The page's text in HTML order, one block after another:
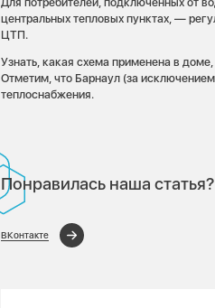
центральных тепловых пунктах, —
ЦТП.
Узнать, какая схема применена в
Отметим, что Барнаул (за
теплоснабжения.
Понравилась наша
ВКонтакте